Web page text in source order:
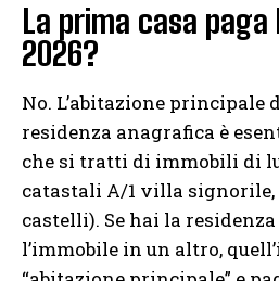
La prima casa paga
2026?
No. L’abitazione principale
residenza anagrafica è
che si tratti di immobili di
catastali A/1 villa
castelli). Se hai la
l’immobile in un altro,